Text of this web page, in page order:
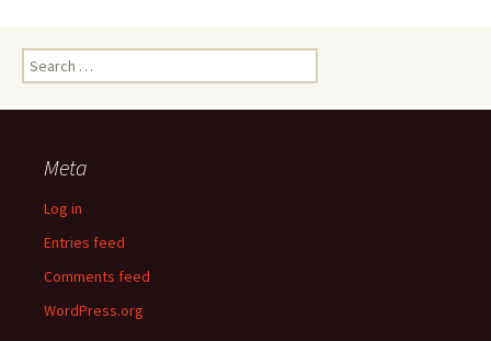
Search
for:
Meta
Log in
Entries feed
Comments feed
WordPress.org